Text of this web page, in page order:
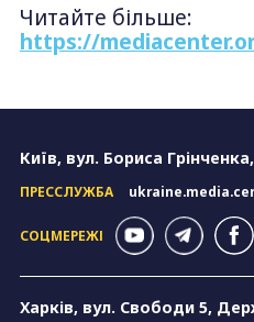
Читайте більше:
https://
Київ, вул. Бориса
ПРЕССЛУЖБА
СОЦМЕРЕЖІ
Харків, вул. Свободи 5,